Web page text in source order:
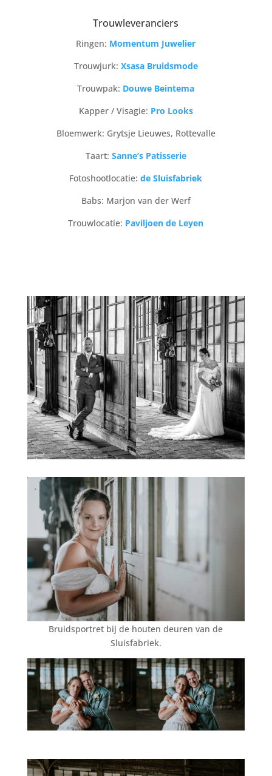
Trouwleveranciers
Ringen: Momentum Juwelier
Trouwjurk: Xsasa Bruidsmode
Trouwpak: Douwe Beintema
Kapper / Visagie: Pro Looks
Bloemwerk: Grytsje Lieuwes, Rottevalle
Taart: Sanne’s Patisserie
Fotoshootlocatie:de Sluisfabriek
Babs: Marjon van der Werf
Trouwlocatie: Paviljoen de Leyen
Bruidsportret bij de houten deuren van de
Sluisfabriek.